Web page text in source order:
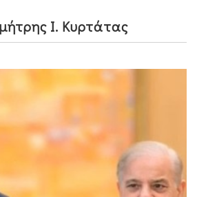
Ι. Κυρτάτας